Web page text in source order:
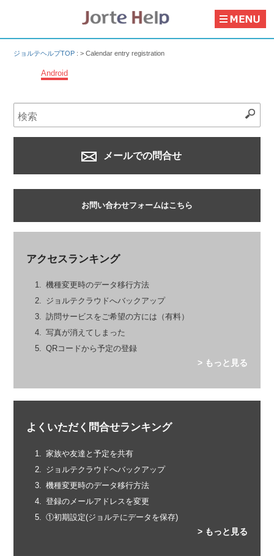
ジョルテヘルプTOP : >Calendar entry registration
Android
メールでの問合せ
お問い合わせフォームはこちら
アクセスランキング
機種変更時のデータ移行方法
ジョルテクラウドへバックアップ
訪問サービスをご希望の方には（有料）
写真が消えてしまった
QRコードから予定の登録
> もっと見る
よくいただく問合せランキング
家族や友達と予定を共有
ジョルテクラウドへバックアップ
機種変更時のデータ移行方法
登録のメールアドレスを変更
①初期設定(ジョルテにデータを保存)
> もっと見る